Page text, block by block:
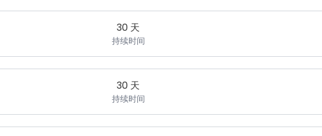
30 天
持续时间
30 天
持续时间